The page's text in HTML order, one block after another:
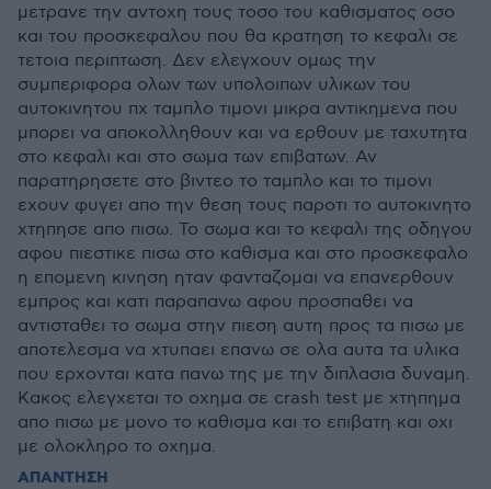
μετρανε την αντοχη τους τοσο του καθισματος οσο
και του προσκεφαλου που θα κρατηση το κεφαλι σε
τετοια περιπτωση. Δεν ελεγχουν ομως την
συμπεριφορα ολων των υπολοιπων υλικων του
αυτοκινητου πχ ταμπλο τιμονι μικρα αντικημενα που
μπορει να αποκολληθουν και να ερθουν με ταχυτητα
στο κεφαλι και στο σωμα των επιβατων. Αν
παρατηρησετε στο βιντεο το ταμπλο και το τιμονι
εχουν φυγει απο την θεση τους παροτι το αυτοκινητο
χτηπησε απο πισω. Το σωμα και το κεφαλι της οδηγου
αφου πιεστικε πισω στο καθισμα και στο προσκεφαλο
η επομενη κινηση ηταν φανταζομαι να επανερθουν
εμπρος και κατι παραπανω αφου προσπαθει να
αντισταθει το σωμα στην πιεση αυτη προς τα πισω με
αποτελεσμα να χτυπαει επανω σε ολα αυτα τα υλικα
που ερχονται κατα πανω της με την διπλασια δυναμη.
Κακος ελεγχεται το οχημα σε crash test με χτηπημα
απο πισω με μονο το καθισμα και το επιβατη και οχι
με ολοκληρο το οχημα.
ΑΠΑΝΤΗΣΗ